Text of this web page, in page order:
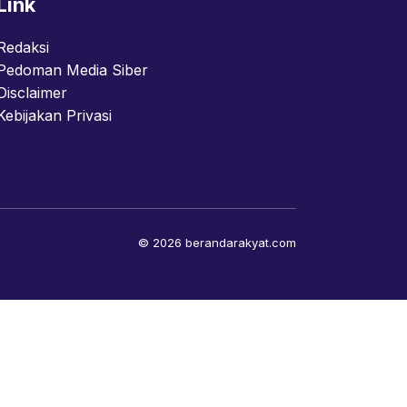
Media Siber
Privasi
© 2026 berandarakyat.com